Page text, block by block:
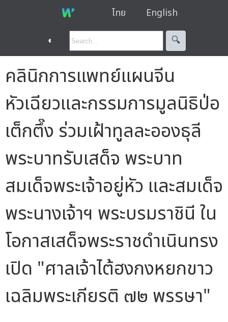
ไทย English
◐ 🔍︎
คลินิกการแพทย์แผนจีน
หัวเฉียวและกรรมการมูลนิธิป่อ
เต็กตึ๊ง ร่วมเฝ้าทูลละอองธุลี
พระบาทรับเสด็จ พระบาท
สมเด็จพระเจ้าอยู่หัว และสมเด็จ
พระนางเจ้าฯ พระบรมราชินี ใน
โอกาสเสด็จพระราชดำเนินทรง
เปิด "ศาลเจ้าไต้ฮงกงหยกขาว
เฉลิมพระเกียรติ ๗๒ พรรษา"